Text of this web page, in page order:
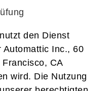
den Dienst
Automattic Inc., 60
CA
wird. Die Nutzung